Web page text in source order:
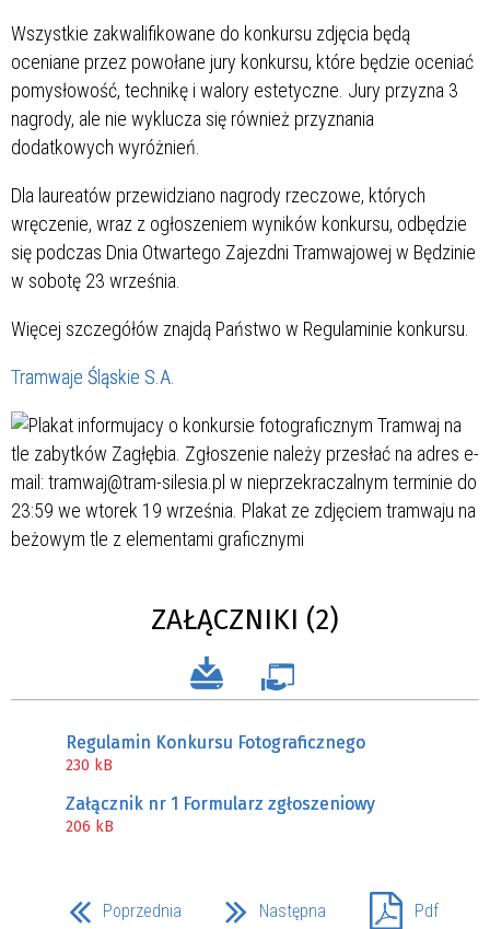
Wszystkie zakwalifikowane do konkursu zdjęcia będą
oceniane przez powołane jury konkursu, które będzie oceniać
pomysłowość, technikę i walory estetyczne. Jury przyzna 3
nagrody, ale nie wyklucza się również przyznania
dodatkowych wyróżnień.
Dla laureatów przewidziano nagrody rzeczowe, których
wręczenie, wraz z ogłoszeniem wyników konkursu, odbędzie
się podczas Dnia Otwartego Zajezdni Tramwajowej w Będzinie
w sobotę 23 września.
Więcej szczegółów znajdą Państwo w Regulaminie konkursu.
Tramwaje Śląskie S.A.
ZAŁĄCZNIKI (2)
Regulamin Konkursu Fotograficznego
230 kB
Załącznik nr 1 Formularz zgłoszeniowy
206 kB
Poprzednia Następna Pdf